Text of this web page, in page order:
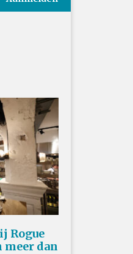
Rogue
meer dan